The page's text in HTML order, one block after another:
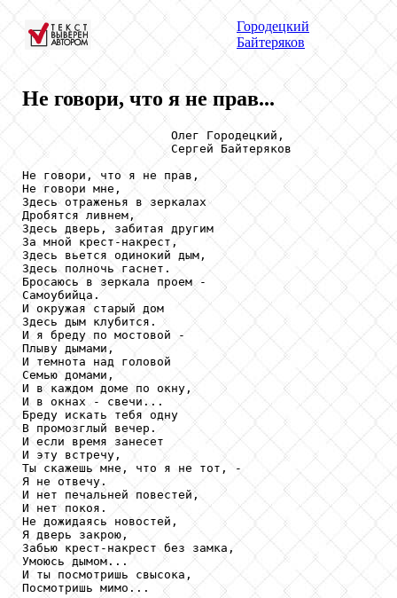
Городецкий
Байтеряков
Не говори, что я не прав...
                     Олег Городецкий,
                     Сергей Байтеряков
Не говори, что я не прав,
Не говори мне,
Здесь отраженья в зеркалах
Дробятся ливнем,
Здесь дверь, забитая другим
За мной крест-накрест,
Здесь вьется одинокий дым,
Здесь полночь гаснет.
Бросаюсь в зеркала проем -
Самоубийца.
И окружая старый дом
Здесь дым клубится.
И я бреду по мостовой -
Плыву дымами,
И темнота над головой
Семью домами,
И в каждом доме по окну,
И в окнах - свечи...
Бреду искать тебя одну
В промозглый вечер.
И если время занесет
И эту встречу,
Ты скажешь мне, что я не тот, -
Я не отвечу.
И нет печальней повестей,
И нет покоя.
Не дожидаясь новостей,
Я дверь закрою,
Забью крест-накрест без замка,
Умоюсь дымом...
И ты посмотришь свысока,
Посмотришь мимо...